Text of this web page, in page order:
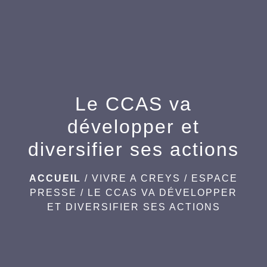
Le CCAS va
développer et
diversifier ses actions
ACCUEIL / VIVRE A CREYS / ESPACE
PRESSE / LE CCAS VA DÉVELOPPER
ET DIVERSIFIER SES ACTIONS